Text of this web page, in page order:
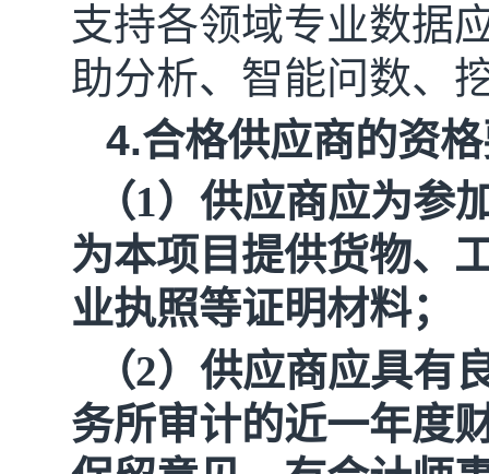
支持各领域专业数据
助分析、智能问数、
4.合格供应商的资
（1）供应商应为参
为本项目提供货物、
业执照等证明材料；
（2）供应商应具有
务所审计的近一年度